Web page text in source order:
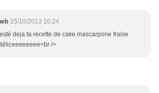
25/10/2013 16:24
deja ta recette de cake mascarpone fraise
/>